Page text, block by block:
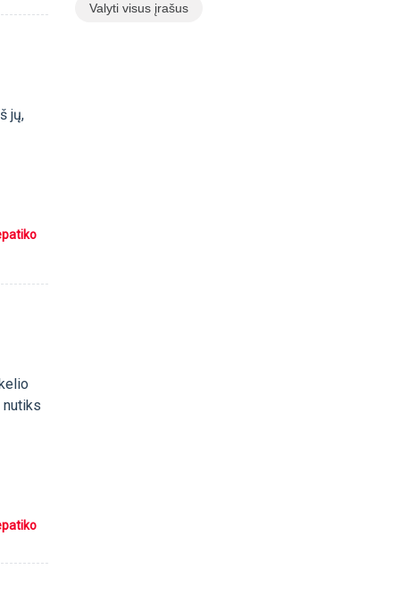
jų,
nutiks
Valyti visus įrašus